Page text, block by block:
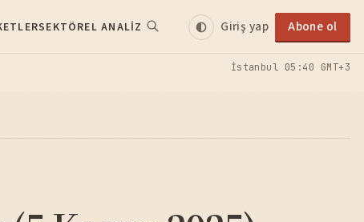
SEKTÖREL ANALIZ Giriş yap Abone ol
İstanbul 05:40 GMT+3